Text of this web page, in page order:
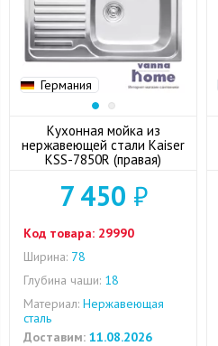
Германия
Кухонная мойка из
нержавеющей стали Kaiser
KSS-7850R (правая)
7 450 ₽
Код товара: 29990
Ширина: 78
Глубина чаши: 18
Материал: Нержавеющая
сталь
Доставим: 11.08.2026